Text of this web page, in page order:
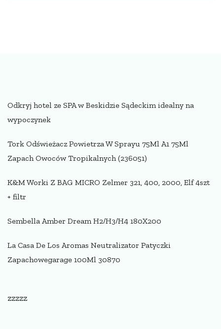
Odkryj hotel ze SPA w Beskidzie Sądeckim idealny na
wypoczynek
Tork Odświeżacz Powietrza W Sprayu 75Ml A1 75Ml
Zapach Owoców Tropikalnych (236051)
K&M Worki Z BAG MICRO Zelmer 321, 400, 2000, Elf 4szt
+ filtr
Sembella Amber Dream H2/H3/H4 180X200
La Casa De Los Aromas Neutralizator Patyczki
Zapachowegarage 100Ml 30870
zzzzz